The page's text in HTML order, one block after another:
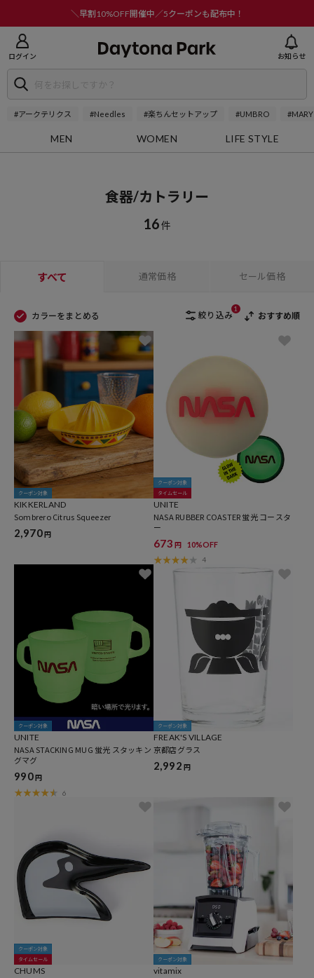
＼早割10%OFF開催中／5クーポンも配布中！
ログイン お知らせ
#アークテリクス #Needles #楽ちんセットアップ #UMBRO
MEN WOMEN LIFE STYLE
食器/カトラリー
16件
すべて 通常価格 セール価格
カラーをまとめる 絞り込み
1
おすすめ順
クーポン対象
KIKKERLAND
Sombrero Citrus Squeezer
2,970円
クーポン対象
タイムセール
UNITE
NASA RUBBER COASTER 蛍光 コースタ
ー
673 円 10%OFF
4
クーポン対象
UNITE
NASA STACKING MUG 蛍光 スタッキン
グマグ
990 円
6
クーポン対象
FREAK'S VILLAGE
京都店グラス
2,992 円
クーポン対象
タイムセール
CHUMS
クーポン対象
vitamix